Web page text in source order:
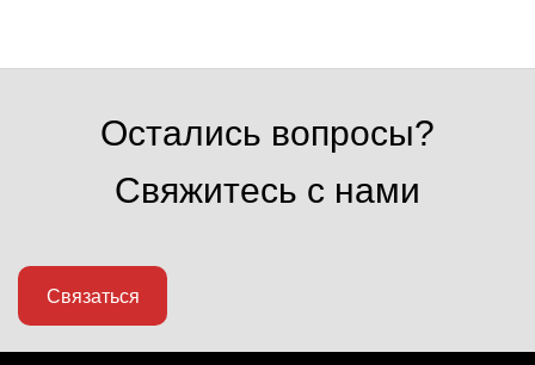
Остались вопросы?
Свяжитесь с нами
Связаться